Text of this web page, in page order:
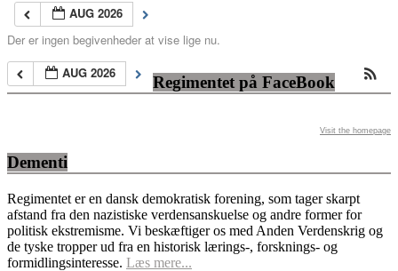
AUG 2026
Der er ingen begivenheder at vise lige nu.
AUG 2026
Regimentet på FaceBook
Visit the homepage
Dementi
Regimentet er en dansk demokratisk forening, som tager skarpt
afstand fra den nazistiske verdensanskuelse og andre former for
politisk ekstremisme. Vi beskæftiger os med Anden Verdenskrig og
de tyske tropper ud fra en historisk lærings-, forsknings- og
formidlingsinteresse. Læs mere...